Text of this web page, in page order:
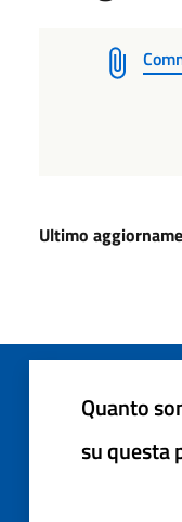
Ultimo
Quanto
su questa